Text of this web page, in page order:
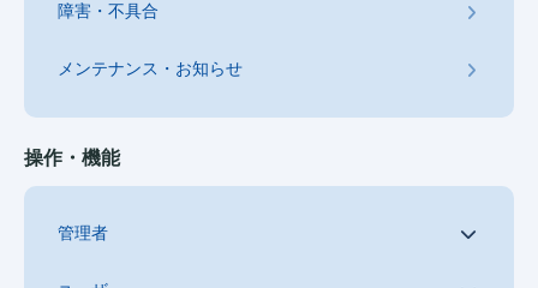
障害・不具合
メンテナンス・お知らせ
操作・機能
管理者